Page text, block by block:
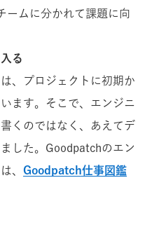
ームに分かれて課題に向
る
、プロジェクトに初期か
ます。そこで、エンジニ
くのではなく、あえてデ
した。Goodpatchのエン
、 Goodpatch仕事図鑑